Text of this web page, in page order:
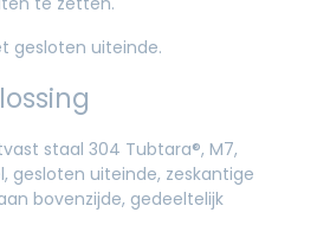
gesloten uiteinde.
staal 304 Tubtara®, M7,
gesloten uiteinde, zeskantige
bovenzijde, gedeeltelijk